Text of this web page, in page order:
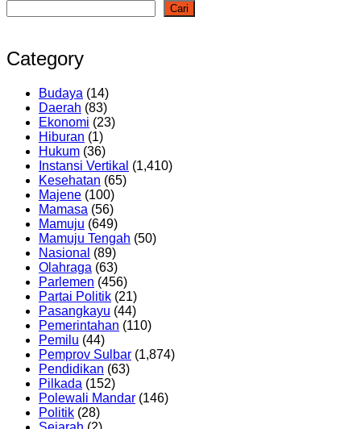
Cari
Category
Budaya (14)
Daerah (83)
Ekonomi (23)
Hiburan (1)
Hukum (36)
Instansi Vertikal (1,410)
Kesehatan (65)
Majene (100)
Mamasa (56)
Mamuju (649)
Mamuju Tengah (50)
Nasional (89)
Olahraga (63)
Parlemen (456)
Partai Politik (21)
Pasangkayu (44)
Pemerintahan (110)
Pemilu (44)
Pemprov Sulbar (1,874)
Pendidikan (63)
Pilkada (152)
Polewali Mandar (146)
Politik (28)